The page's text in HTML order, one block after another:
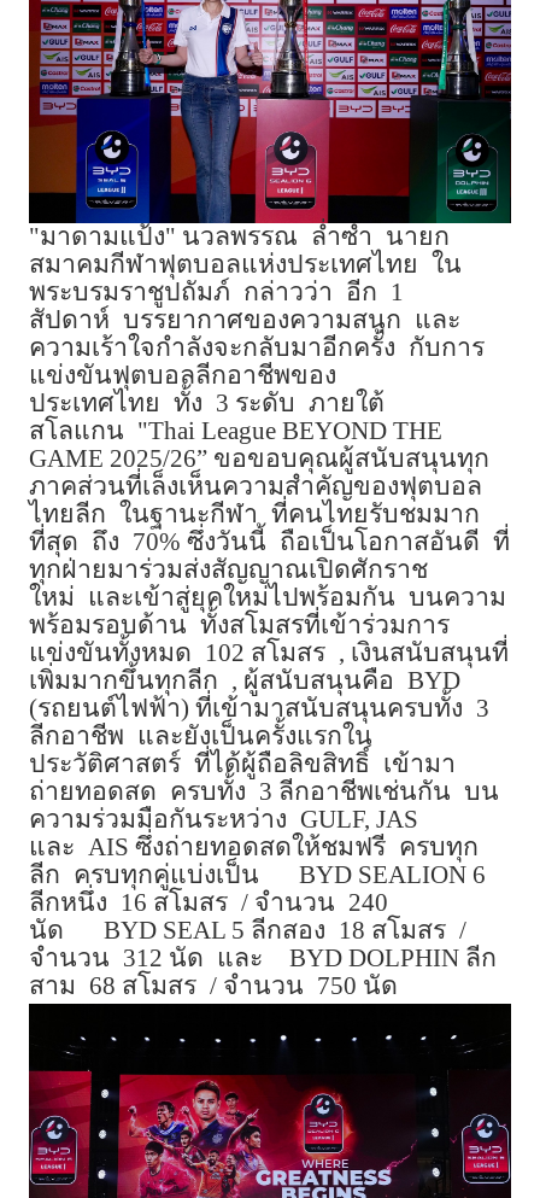
"มาดามแป้ง" นวลพรรณ ล่ำซำ นายก
สมาคมกีฬาฟุตบอลแห่งประเทศไทย ใน
พระบรมราชูปถัมภ์ กล่าวว่า อีก 1
สัปดาห์ บรรยากาศของความสนุก และ
ความเร้าใจกำลังจะกลับมาอีกครั้ง กับการ
แข่งขันฟุตบอลลีกอาชีพของ
ประเทศไทย ทั้ง 3 ระดับ ภายใต้
สโลแกน "Thai League BEYOND THE
GAME 2025/26” ขอขอบคุณผู้สนับสนุนทุก
ภาคส่วนที่เล็งเห็นความสำคัญของฟุตบอล
ไทยลีก ในฐานะกีฬา ที่คนไทยรับชมมาก
ที่สุด ถึง 70% ซึ่งวันนี้ ถือเป็นโอกาสอันดี ที่
ทุกฝ่ายมาร่วมส่งสัญญาณเปิดศักราช
ใหม่ และเข้าสู่ยุคใหม่ไปพร้อมกัน บนความ
พร้อมรอบด้าน ทั้งสโมสรที่เข้าร่วมการ
แข่งขันทั้งหมด 102 สโมสร , เงินสนับสนุนที่
เพิ่มมากขึ้นทุกลีก , ผู้สนับสนุนคือ BYD
(รถยนต์ไฟฟ้า) ที่เข้ามาสนับสนุนครบทั้ง 3
ลีกอาชีพ และยังเป็นครั้งแรกใน
ประวัติศาสตร์ ที่ได้ผู้ถือลิขสิทธิ์ เข้ามา
ถ่ายทอดสด ครบทั้ง 3 ลีกอาชีพเช่นกัน บน
ความร่วมมือกันระหว่าง GULF, JAS
และ AIS ซึ่งถ่ายทอดสดให้ชมฟรี ครบทุก
ลีก ครบทุกคู่แบ่งเป็น
BYD SEALION 6
ลีกหนึ่ง 16 สโมสร / จำนวน 240
นัด
BYD SEAL 5 ลีกสอง 18 สโมสร /
จำนวน 312 นัด และ BYD DOLPHIN ลีก
สาม 68 สโมสร / จำนวน 750 นัด